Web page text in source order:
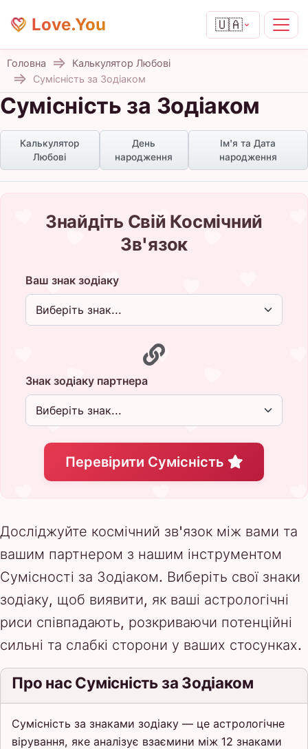
Love.You 🇺🇦
Головна
Калькулятор Любові
Сумісність за Зодіаком
Сумісність за Зодіаком
Калькулятор
Любові
День
народження
Ім'я та Дата
народження
Знайдіть Свій Космічний
Зв'язок
Ваш знак зодіаку
Знак зодіаку партнера
Перевірити Сумісність
Досліджуйте космічний зв'язок між вами та
вашим партнером з нашим інструментом
Сумісності за Зодіаком. Виберіть свої знаки
зодіаку, щоб виявити, як ваші астрологічні
риси співпадають, розкриваючи потенційні
сильні та слабкі сторони у ваших стосунках.
Про нас Сумісність за Зодіаком
Сумісність за знаками зодіаку — це астрологічне
вірування, яке аналізує взаємини між 12 знаками